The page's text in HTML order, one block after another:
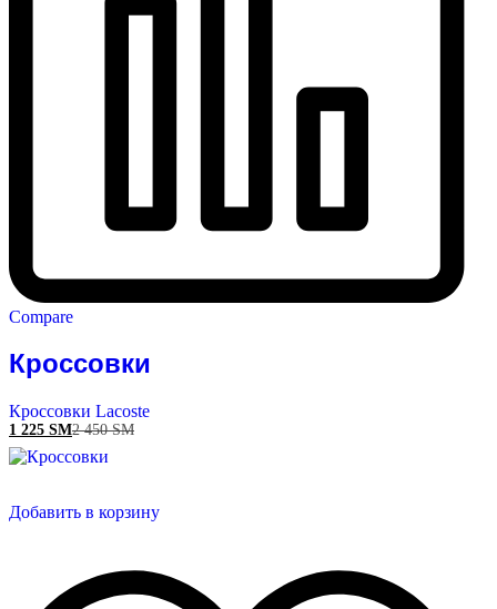
Compare
Кроссовки
Кроссовки Lacoste
1 225 ЅМ2 450ЅМ
Добавить в корзину